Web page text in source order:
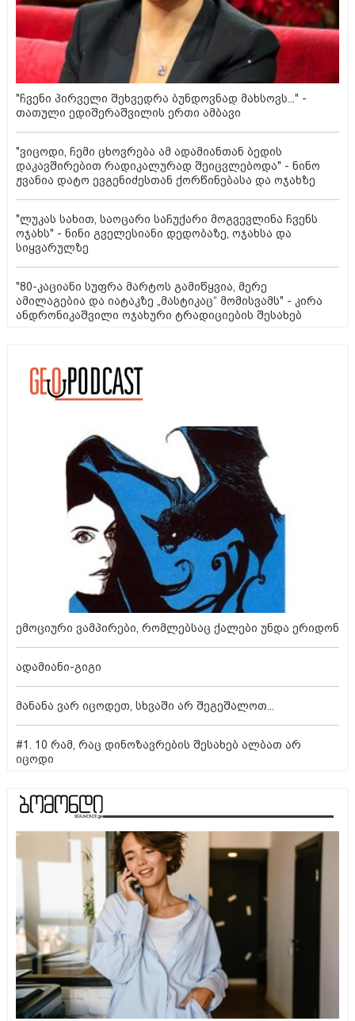
"ჩვენი პირველი შეხვედრა ბუნდოვნად მახსოვს..." -
თათული ედიშერაშვილის ერთი ამბავი
"ვიცოდი, ჩემი ცხოვრება ამ ადამიანთან ბედის
დაკავშირებით რადიკალურად შეიცვლებოდა" - ნინო
ჟვანია დატო ევგენიძესთან ქორწინებასა და ოჯახზე
"ლუკას სახით, საოცარი საჩუქარი მოგვევლინა ჩვენს
ოჯახს" - ნინი გველესიანი დედობაზე, ოჯახსა და
სიყვარულზე
"80-კაციანი სუფრა მარტოს გამიწყვია, მერე
ამილაგებია და იატაკზე „მასტიკაც“ მომისვამს" - კირა
ანდრონიკაშვილი ოჯახური ტრადიციების შესახებ
ემოციური ვამპირები, რომლებსაც ქალები უნდა ერიდონ
ადამიანი-გიგი
მანანა ვარ იცოდეთ, სხვაში არ შეგეშალოთ...
#1. 10 რამ, რაც დინოზავრების შესახებ ალბათ არ
იცოდი